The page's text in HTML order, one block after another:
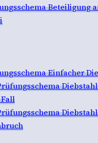
Beteiligung
Einfacher